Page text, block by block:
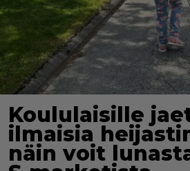
Koululaisille
ilmaisia
näin voit